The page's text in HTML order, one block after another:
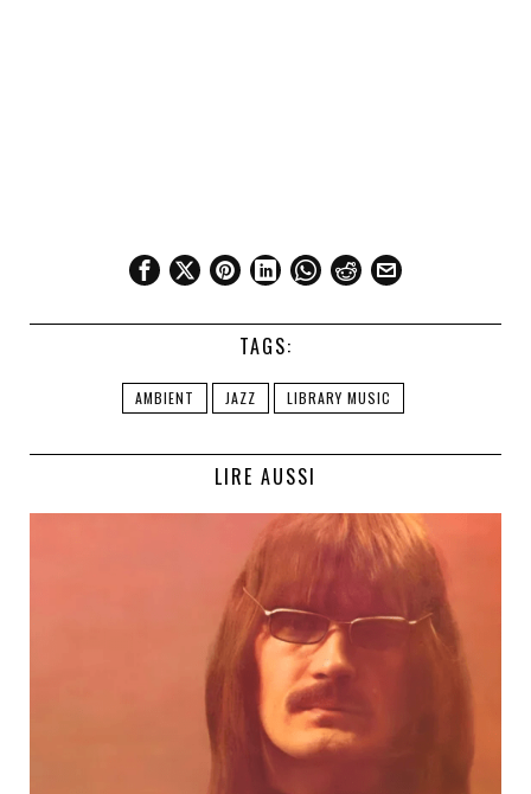
TAGS:
AMBIENT JAZZ LIBRARY MUSIC
LIRE AUSSI